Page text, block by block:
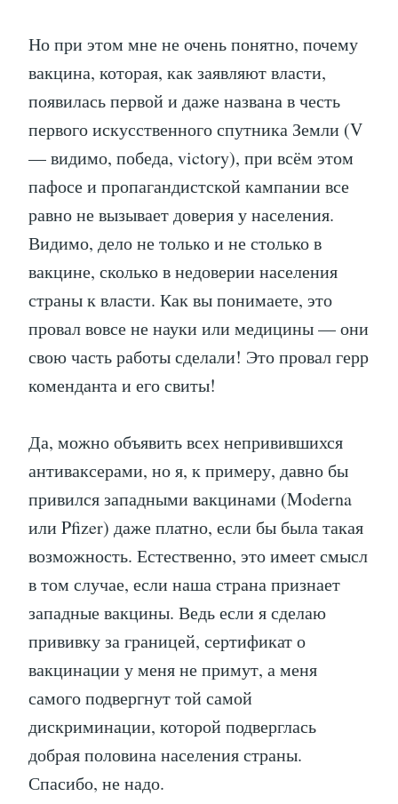
Но при этом мне не очень понятно, почему
вакцина, которая, как заявляют власти,
появилась первой и даже названа в честь
первого искусственного спутника Земли (V
— видимо, победа, victory), при всём этом
пафосе и пропагандистской кампании все
равно не вызывает доверия у населения.
Видимо, дело не только и не столько в
вакцине, сколько в недоверии населения
страны к власти. Как вы понимаете, это
провал вовсе не науки или медицины — они
свою часть работы сделали! Это провал герр
коменданта и его свиты!
Да, можно объявить всех непривившихся
антиваксерами, но я, к примеру, давно бы
привился западными вакцинами (Moderna
или Pfizer) даже платно, если бы была такая
возможность. Естественно, это имеет смысл
в том случае, если наша страна признает
западные вакцины. Ведь если я сделаю
прививку за границей, сертификат о
вакцинации у меня не примут, а меня
самого подвергнут той самой
дискриминации, которой подверглась
добрая половина населения страны.
Спасибо, не надо.